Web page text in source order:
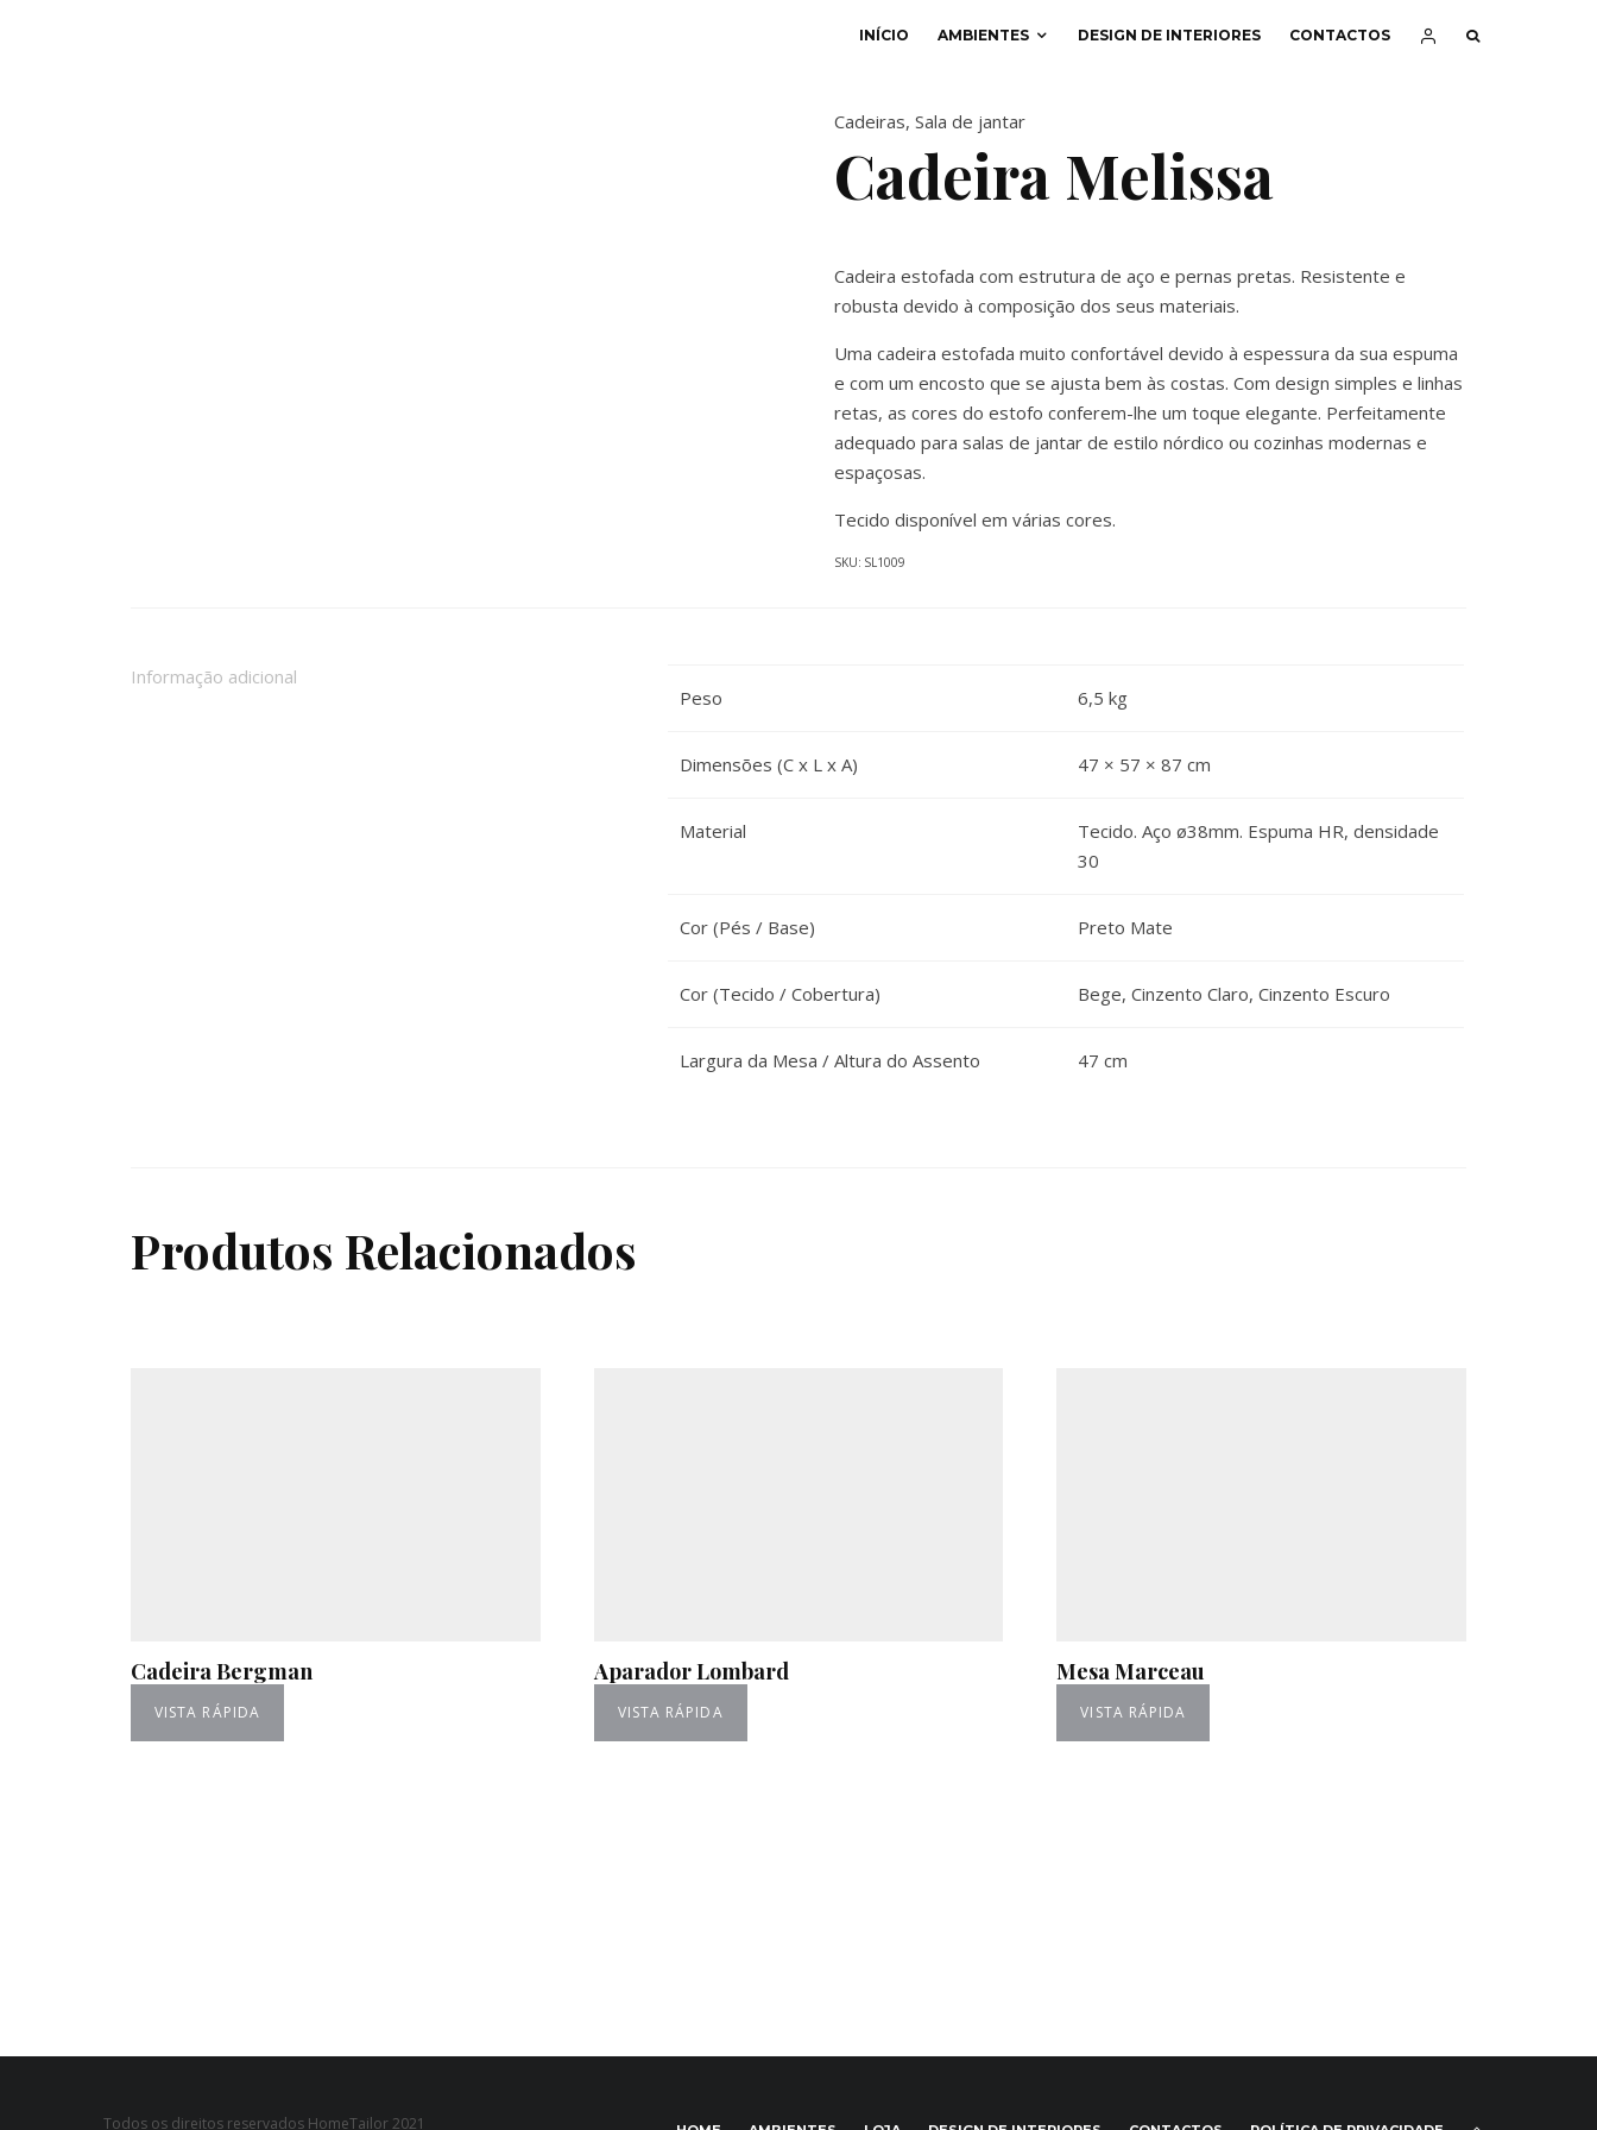
INÍCIO AMBIENTES DESIGN DE INTERIORES CONTACTOS
Cadeiras, Sala de jantar
Cadeira Melissa
Cadeira estofada com estrutura de aço e pernas pretas. Resistente e
robusta devido à composição dos seus materiais.
Uma cadeira estofada muito confortável devido à espessura da sua espuma
e com um encosto que se ajusta bem às costas. Com design simples e linhas
retas, as cores do estofo conferem-lhe um toque elegante. Perfeitamente
adequado para salas de jantar de estilo nórdico ou cozinhas modernas e
espaçosas.
Tecido disponível em várias cores.
SKU: SL1009
Informação adicional
Peso
6,5 kg
Dimensões (C x L x A) 47 × 57 × 87 cm
Material
Tecido. Aço ø38mm. Espuma HR, densidade
30
Cor (Pés / Base) Preto Mate
Cor (Tecido / Cobertura) Bege, Cinzento Claro, Cinzento Escuro
Largura da Mesa / Altura do Assento 47 cm
Produtos Relacionados
Cadeira Bergman
VISTA RÁPIDA
Aparador Lombard
VISTA RÁPIDA
Mesa Marceau
VISTA RÁPIDA
Todos os direitos reservados HomeTailor 2021